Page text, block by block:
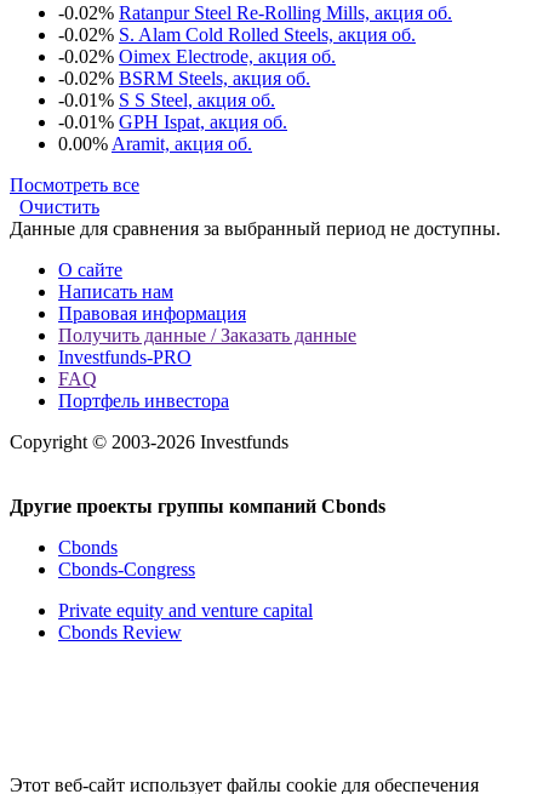
-0.02% Ratanpur Steel Re-Rolling Mills, акция об.
-0.02% S. Alam Cold Rolled Steels, акция об.
-0.02% Oimex Electrode, акция об.
-0.02% BSRM Steels, акция об.
-0.01% S S Steel, акция об.
-0.01% GPH Ispat, акция об.
0.00% Aramit, акция об.
Посмотреть все
Очистить
Данные для сравнения за выбранный период не доступны.
О сайте
Написать нам
Правовая информация
Получить данные / Заказать данные
Investfunds-PRO
FAQ
Портфель инвестора
Copyright © 2003-2026 Investfunds
Другие проекты группы компаний Cbonds
Cbonds
Cbonds-Congress
Private equity and venture capital
Cbonds Review
Этот веб-сайт использует файлы cookie для обеспечения